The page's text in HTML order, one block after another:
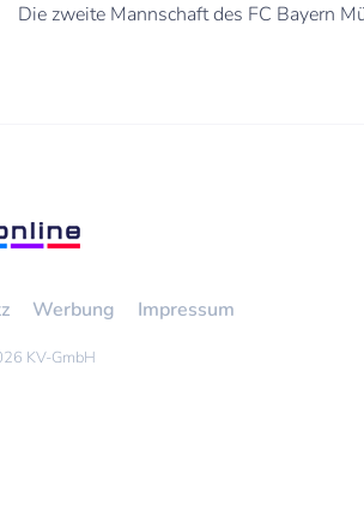
Die zweite Mannschaft des FC Bayern
Werbung Impressum
KV-GmbH